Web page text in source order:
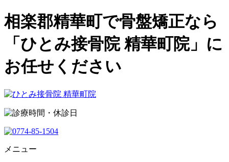
相楽郡精華町で骨盤矯正なら
「ひとみ接骨院 精華町院」に
お任せください
メニュー